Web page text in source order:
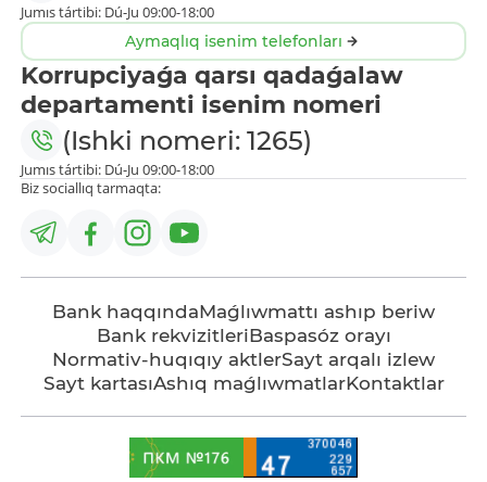
Jumıs tártibi: Dú-Ju 09:00-18:00
Aymaqlıq isenim telefonları
Korrupciyaǵa qarsı qadaǵalaw
departamenti isenim nomeri
(Ishki nomeri: 1265)
Jumıs tártibi: Dú-Ju 09:00-18:00
Biz sociallıq tarmaqta:
Bank haqqındaMaǵlıwmattı ashıp beriw
Bank rekvizitleriBaspasóz orayı
Normativ-huqıqıy aktlerSayt arqalı izlew
Sayt kartasıAshıq maǵlıwmatlarKontaktlar